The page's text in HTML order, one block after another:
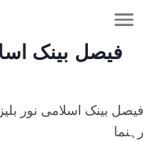
فیصل بینک
فیصل بینک اسلامی نور
رہنما